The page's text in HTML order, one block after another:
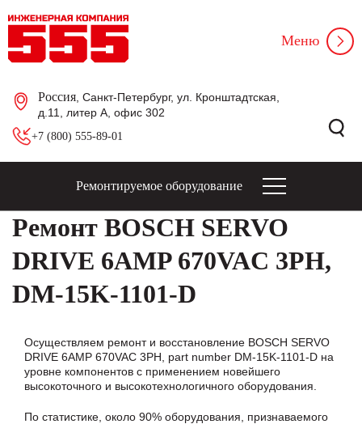
Россия , Санкт-Петербург, ул. Кронштадтская,
д.11, литер А, офис 302
+7 (800) 555-89-01
Меню
Ремонтируемое оборудование
Ремонт BOSCH SERVO
DRIVE 6AMP 670VAC 3PH,
DM-15K-1101-D
Осуществляем ремонт и восстановление BOSCH SERVO
DRIVE 6AMP 670VAC 3PH, part number DM-15K-1101-D на
уровне компонентов с применением новейшего
высокоточного и высокотехнологичного оборудования.
По статистике, около 90% оборудования, признаваемого